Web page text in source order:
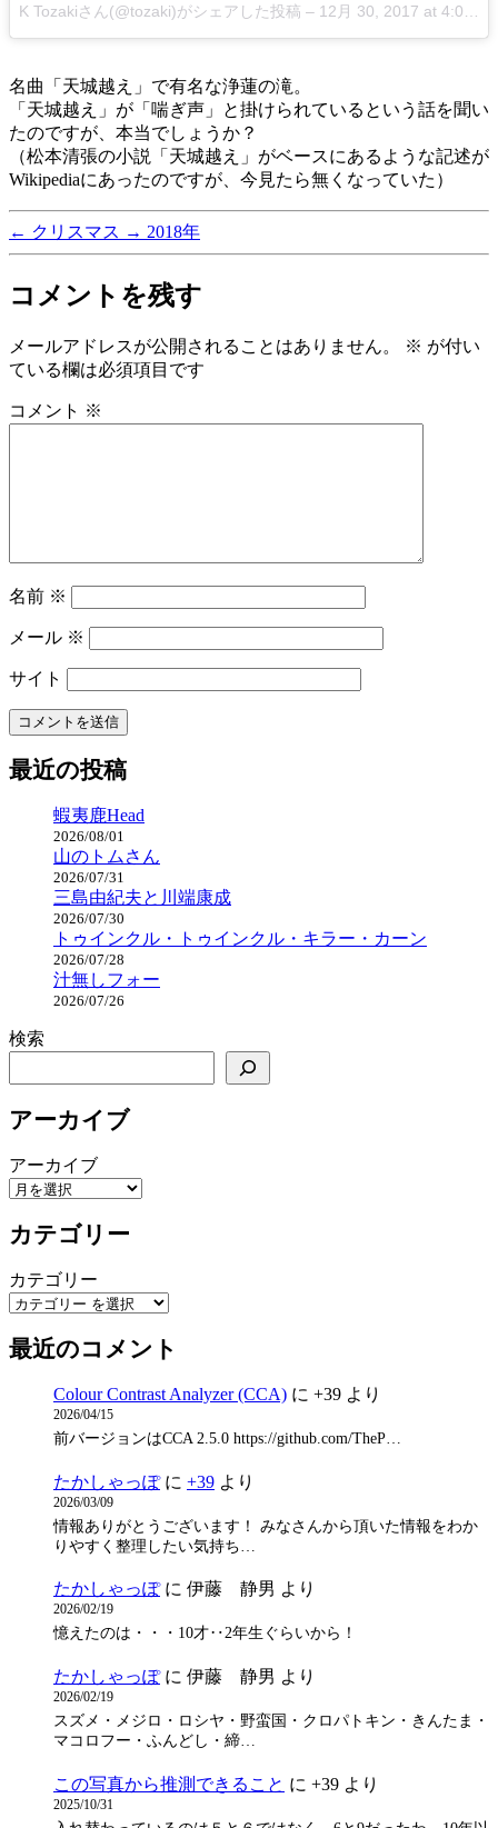
K Tozakiさん(@tozaki)がシェアした投稿 – 12月 30, 2017 at 4:05午前 PST
名曲「天城越え」で有名な浄蓮の滝。
「天城越え」が「喘ぎ声」と掛けられているという話を聞い
たのですが、本当でしょうか？
（松本清張の小説「天城越え」がベースにあるような記述が
Wikipediaにあったのですが、今見たら無くなっていた）
← クリスマス → 2018年
コメントを残す
メールアドレスが公開されることはありません。 ※ が付い
ている欄は必須項目です
コメント ※
名前 ※
メール ※
サイト
最近の投稿
蝦夷鹿Head
2026/08/01
山のトムさん
2026/07/31
三島由紀夫と川端康成
2026/07/30
トゥインクル・トゥインクル・キラー・カーン
2026/07/28
汁無しフォー
2026/07/26
検索
アーカイブ
アーカイブ
カテゴリー
カテゴリー
最近のコメント
Colour Contrast Analyzer (CCA) に +39 より
2026/04/15
前バージョンはCCA 2.5.0 https://github.com/TheP…
たかしゃっぽに +39 より
2026/03/09
情報ありがとうございます！ みなさんから頂いた情報をわか
りやすく整理したい気持ち…
たかしゃっぽに 伊藤 静男 より
2026/02/19
憶えたのは・・・10才‥2年生ぐらいから！
たかしゃっぽに 伊藤 静男 より
2026/02/19
スズメ・メジロ・ロシヤ・野蛮国・クロパトキン・きんたま・
マコロフー・ふんどし・締…
この写真から推測できること に +39 より
2025/10/31